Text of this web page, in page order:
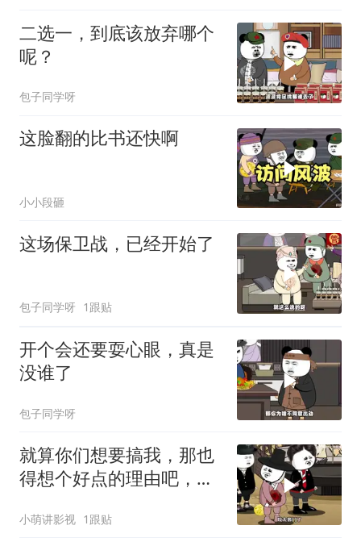
二选一，到底该放弃哪个
呢？
包子同学呀
这脸翻的比书还快啊
小小段砸
这场保卫战，已经开始了
包子同学呀 1跟贴
开个会还要耍心眼，真是
没谁了
包子同学呀
就算你们想要搞我，那也
得想个好点的理由吧，这
小萌讲影视 1跟贴